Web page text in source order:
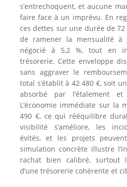
s’entrechoquent, et aucune
faire face à un imprévu. En
ces dettes sur une durée de
de ramener la mensualité à
négocié à 5,2 %, tout en
trésorerie. Cette enveloppe
sans aggraver le
total s’établit à 42 480 €, soit
absorbé par l’étalement
L’économie immédiate sur la
490 €, ce qui rééquilibre
visibilité s’améliore, les
évités, et les projets
simulation concrète illustre
rachat bien calibré, surtout
d’une trésorerie cohérente et